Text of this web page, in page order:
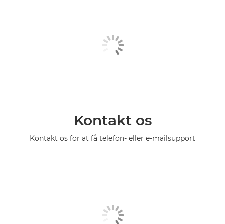
Kontakt os
Kontakt os for at få telefon- eller e-mailsupport